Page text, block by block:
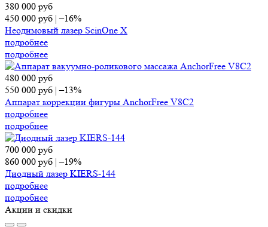
380 000 руб
450 000 руб |–16%
Неодимовый лазер ScinOne X
подробнее
подробнее
480 000 руб
550 000 руб |–13%
Аппарат коррекции фигуры AnchorFree V8C2
подробнее
подробнее
700 000 руб
860 000 руб |–19%
Диодный лазер KIERS-144
подробнее
подробнее
Акции и скидки